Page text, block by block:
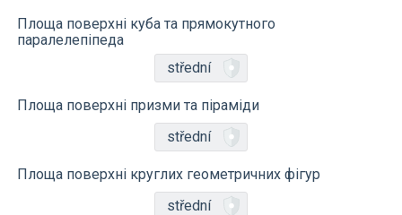
Площа поверхні куба та прямокутного
паралелепіпеда
střední
Площа поверхні призми та піраміди
střední
Площа поверхні круглих геометричних фігур
střední